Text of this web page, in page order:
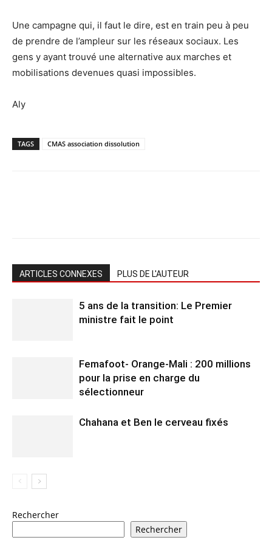
Une campagne qui, il faut le dire, est en train peu à peu
de prendre de l’ampleur sur les réseaux sociaux. Les
gens y ayant trouvé une alternative aux marches et
mobilisations devenues quasi impossibles.
Aly
TAGS CMAS association dissolution
ARTICLES CONNEXES PLUS DE L'AUTEUR
5 ans de la transition: Le Premier
ministre fait le point
Femafoot- Orange-Mali : 200 millions
pour la prise en charge du
sélectionneur
Chahana et Ben le cerveau fixés
Rechercher
Rechercher